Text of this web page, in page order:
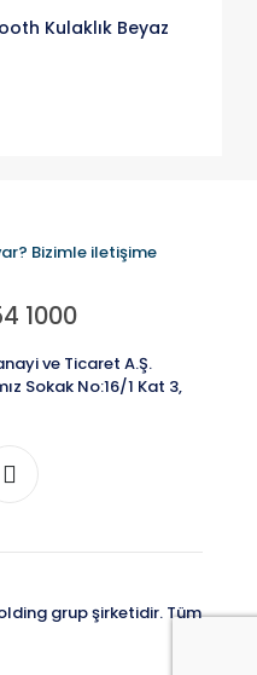
Kulaklık Beyaz
Bizimle iletişime
1000
ve Ticaret A.Ş.
Sokak No:16/1 Kat 3,
grup şirketidir. Tüm